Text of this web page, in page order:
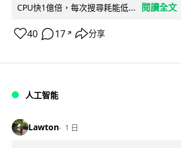
CPU快1億倍，每次搜尋耗能低...
閱讀全文
40 17 ↗ 分享
人工智能
Lawton 1 日